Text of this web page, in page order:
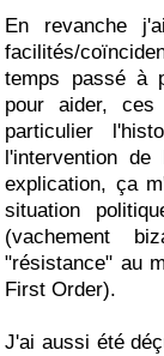
En revanche
facilités/
temps passé à
pour aider, ces
particulier
l'intervention
explication, ça
situation
(vachement
"résistance" au
First Order).
J'ai aussi été